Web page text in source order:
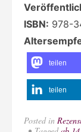
ISBN: 978-
teilen
teilen
Posted in